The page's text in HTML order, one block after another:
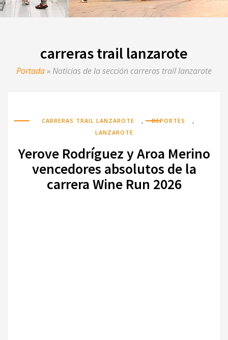
carreras trail lanzarote
Portada» Noticias de la sección carreras trail lanzarote
CARRERAS TRAIL LANZAROTE , DEPORTES ,
LANZAROTE
Yerove Rodríguez y Aroa Merino
vencedores absolutos de la
carrera Wine Run 2026